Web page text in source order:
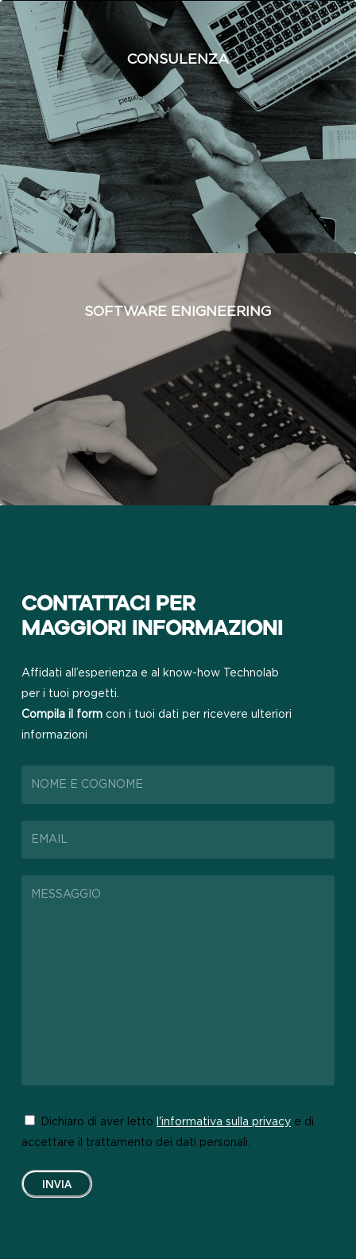
CONSULENZA
SOFTWARE ENIGNEERING
CONTATTACI PER
MAGGIORI INFORMAZIONI
Affidati all’esperienza e al know-how Technolab
per i tuoi progetti.
Compila il formcon i tuoi dati per ricevere ulteriori
informazioni
Dichiaro di aver letto l'informativa sulla privacye di
accettare il trattamento dei dati personali.